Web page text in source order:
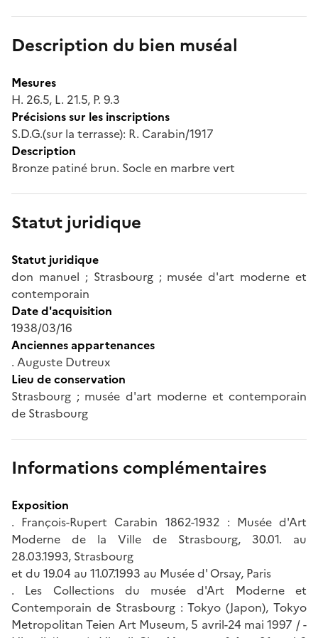
Description du bien muséal
Mesures
H. 26.5, L. 21.5, P. 9.3
Précisions sur les inscriptions
S.D.G.(sur la terrasse): R. Carabin/1917
Description
Bronze patiné brun. Socle en marbre vert
Statut juridique
Statut juridique
don manuel ; Strasbourg ; musée d'art moderne et
contemporain
Date d'acquisition
1938/03/16
Anciennes appartenances
. Auguste Dutreux
Lieu de conservation
Strasbourg ; musée d'art moderne et contemporain
de Strasbourg
Informations complémentaires
Exposition
. François-Rupert Carabin 1862-1932 : Musée d'Art
Moderne de la Ville de Strasbourg, 30.01. au
28.03.1993, Strasbourg
et du 19.04 au 11.07.1993 au Musée d' Orsay, Paris
. Les Collections du musée d'Art Moderne et
Contemporain de Strasbourg : Tokyo (Japon), Tokyo
Metropolitan Teien Art Museum, 5 avril-24 mai 1997 / -